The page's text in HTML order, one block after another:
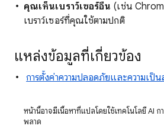
คุณเห็นเบราว์เซอร์อื่น (เช่น
เบราว์เซอร์ที่คุณใช้ตามปกติ
แหล่งข้อมูลที่เกี่ยวข้อง
การตั้งค่าความปลอดภัยและความเป็
หน้านี้อาจมีเนื้อหาที่แปลโดยใช้เทคโนโลยี AI
พลาด